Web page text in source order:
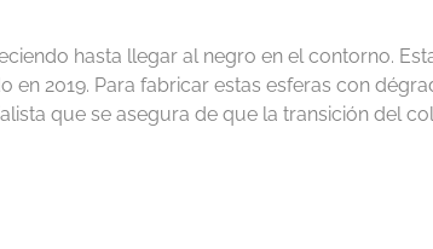
hasta llegar al negro en el contorno.
2019. Para fabricar estas esferas con
que se asegura de que la transición del